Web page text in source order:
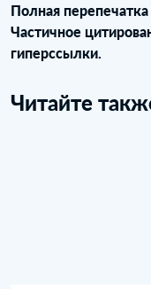
Полная
Частичное
гиперссылки.
Читайте